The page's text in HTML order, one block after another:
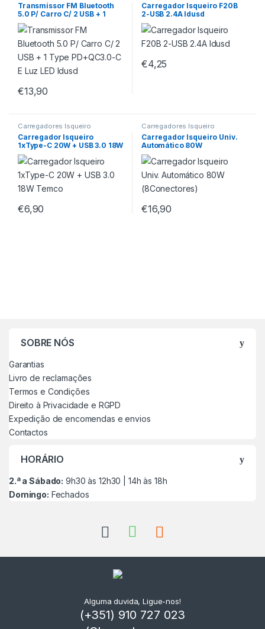
Transmissor FM Bluetooth
5.0 P/ Carro C/ 2 USB + 1
Type PD+QC3.0-C E Luz LED
Idusd
€13,90
Carregador Isqueiro F20B
2-USB 2.4A Idusd
€4,25
Carregadores Isqueiro
Carregador Isqueiro
1xType-C 20W + USB 3.0 18W
Temco
€6,90
Carregadores Isqueiro
Carregador Isqueiro Univ.
Automático 80W
(8Conectores)
€16,90
SOBRE NÓS
Garantias
Livro de reclamações
Termos e Condições
Direito à Privacidade e RGPD
Expedição de encomendas e envios
Contactos
HORÁRIO
2.ª a Sábado: 9h30 às 12h30 | 14h às 18h
Domingo: Fechados
Alguma duvida, Ligue-nos!
(+351) 910 727 023